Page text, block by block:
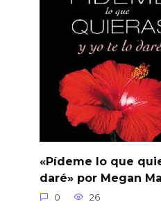
«Pídeme lo que
daré» por Megan
0 26